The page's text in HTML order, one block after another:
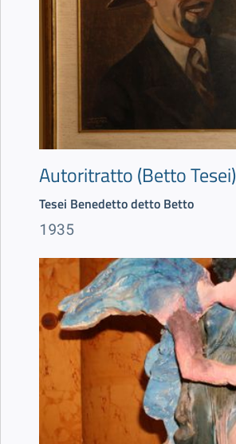
Autoritratto (Betto Tesei)
Tesei Benedetto detto Betto
1935